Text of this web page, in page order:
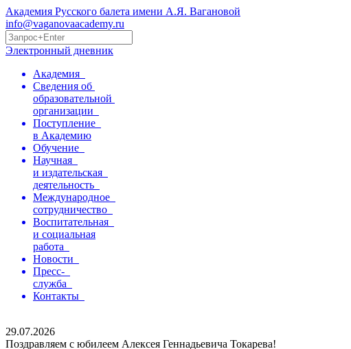
Академия Русского балета имени А.Я. Вагановой
info@vaganovaacademy.ru
Электронный дневник
Академия
Сведения об
образовательной
организации
Поступление
в Академию
Обучение
Научная
и издательская
деятельность
Международное
сотрудничество
Воспитательная
и социальная
работа
Новости
Пресс-
служба
Контакты
29.07.2026
Поздравляем с юбилеем Алексея Геннадьевича Токарева!